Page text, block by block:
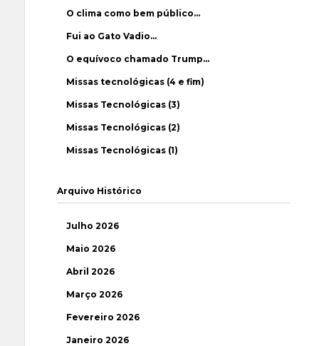
O clima como bem público…
Fui ao Gato Vadio…
O equívoco chamado Trump…
Missas tecnológicas (4 e fim)
Missas Tecnológicas (3)
Missas Tecnológicas (2)
Missas Tecnológicas (1)
Arquivo Histórico
Julho 2026
Maio 2026
Abril 2026
Março 2026
Fevereiro 2026
Janeiro 2026